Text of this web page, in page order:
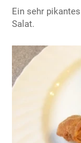
Ein sehr
Salat.